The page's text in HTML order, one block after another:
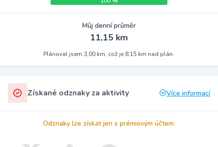
Můj denní průměr
11,15 km
Plánoval jsem 3,00 km, což je 8,15 km nad plán.
Získané odznaky za aktivity Více informací
Odznaky lze získat jen s prémiovým účtem.